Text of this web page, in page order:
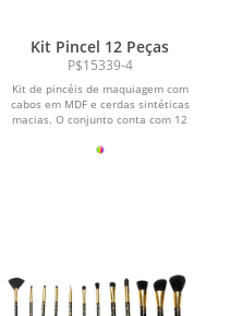
Kit Pincel 12 Peças
P$15339-4
Kit de pincéis de maquiagem com
cabos em MDF e cerdas sintéticas
macias. O conjunto conta com 12